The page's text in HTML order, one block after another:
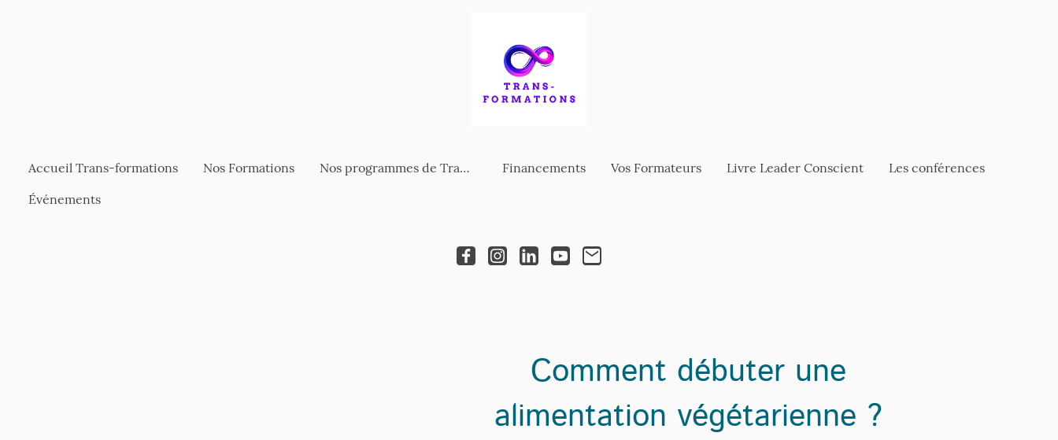
Accueil Trans-formations Nos Formations Nos programmes de Trans-Formations Financements Vos Formateurs Livre Leader Conscient
Les conférences
Événements
Comment débuter une
alimentation végétarienne ?